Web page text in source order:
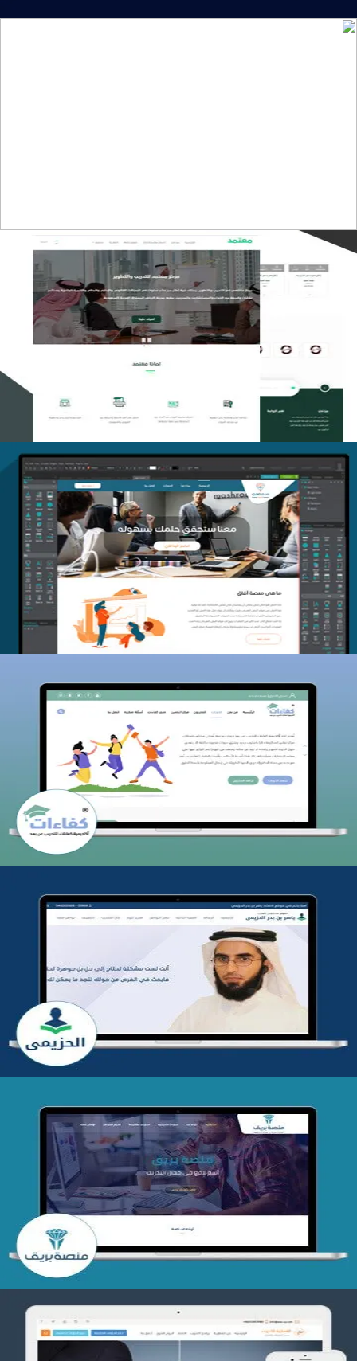
تصميم منصة معتمد للتدريب
التفاصيل
منصة أفق للتدريب
التفاصيل
كفاءات للتدريب
التفاصيل
تطوير موقع المدرب ياسر الحزيمي
التفاصيل
تصميم منصة بريق
التفاصيل